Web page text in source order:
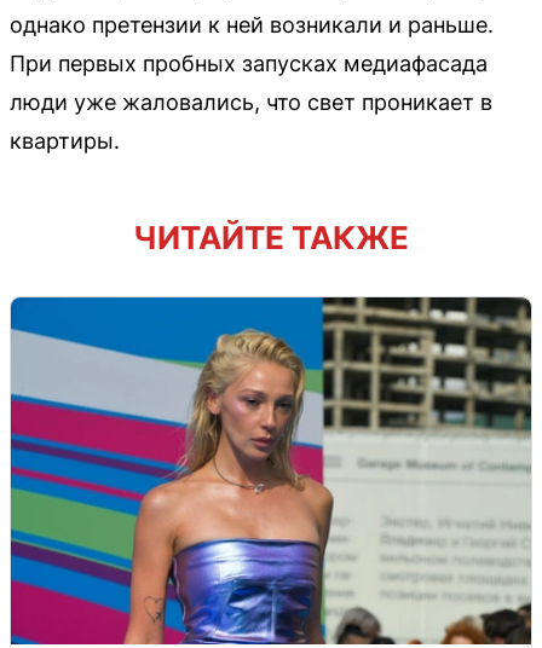
однако претензии к ней возникали и раньше.
При первых пробных запусках медиафасада
люди уже жаловались, что свет проникает в
квартиры.
ЧИТАЙТЕ ТАКЖЕ